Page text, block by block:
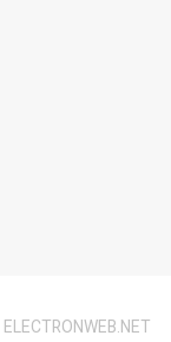
ELECTRONWEB.NET